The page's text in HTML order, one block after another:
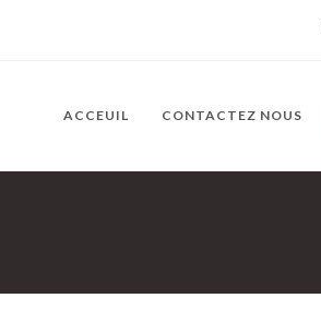
ACCEUIL CONTACTEZ NOUS